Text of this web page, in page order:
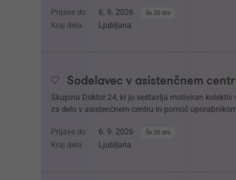
Prijave do 6. 9. 2026 Še 30 dni
Kraj dela Ljubljana
Sodelavec v asistenčnem
Skupina Doktor 24, ki jo sestavlja motiviran
za delo v asistenčnem centru in pomoč
Prijave do 6. 9. 2026 Še 30 dni
Kraj dela Ljubljana